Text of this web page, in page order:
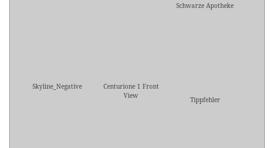
Schwarze Apotheke
Skyline_Negative
Centurione 1 Front
View
Tippfehler